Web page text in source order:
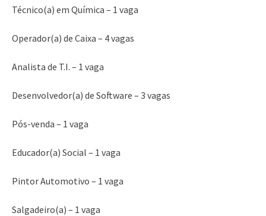
Técnico(a) em Química – 1 vaga
Operador(a) de Caixa – 4 vagas
Analista de T.I. – 1 vaga
Desenvolvedor(a) de Software – 3 vagas
Pós-venda – 1 vaga
Educador(a) Social – 1 vaga
Pintor Automotivo – 1 vaga
Salgadeiro(a) – 1 vaga